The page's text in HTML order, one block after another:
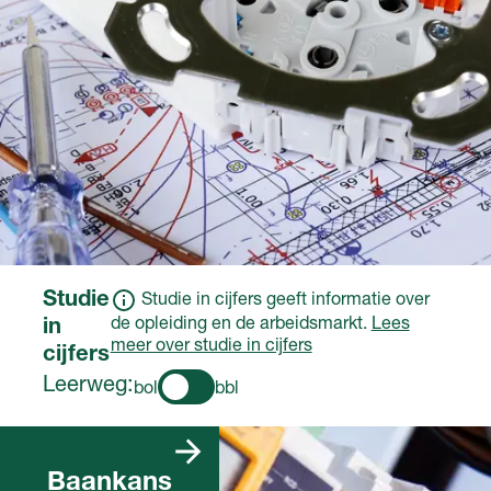
controleert of het
goed werkt
Je begeleidt collega’s
en bewaakt de
Je rondt je werk af en
ruimt op.
Studie
in
cijfers
Studie in cijfers geeft informatie over
de opleiding en de arbeidsmarkt. Lees
meer over studie in cijfers
Leerweg: bol bbl
Baankans
vacatures die